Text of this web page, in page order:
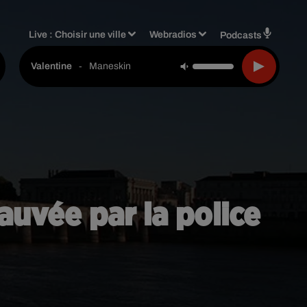
Live :Choisir une ville Webradios Podcasts
Valentine - Maneskin
par la police